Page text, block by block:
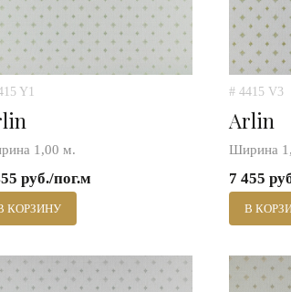
Y1
1,00 м.
руб./пог.м
КОРЗИНУ
# 4415 V3
Arlin
Ширина
7 455
В